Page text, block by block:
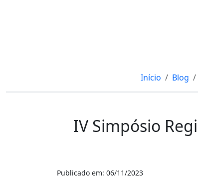
Início Blog
IV Simpósio
Publicado em: 06/11/2023